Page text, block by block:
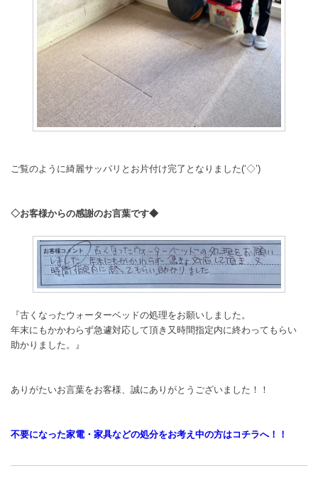
ご覧のように綺麗サッパリとお片付け完了となりました(‘◇’)ゞ
◇お客様からの感謝のお言葉です◆
『古くなったウォーターベッドの処理をお願いしました。
年末にもかかわらず急遽対応して頂き又時間指定内に終わってもらい
助かりました。』
ありがたいお言葉をお客様、誠にありがとうございました！！
不要になった家電・家具などの処分をお考え中の方はコチラへ！！